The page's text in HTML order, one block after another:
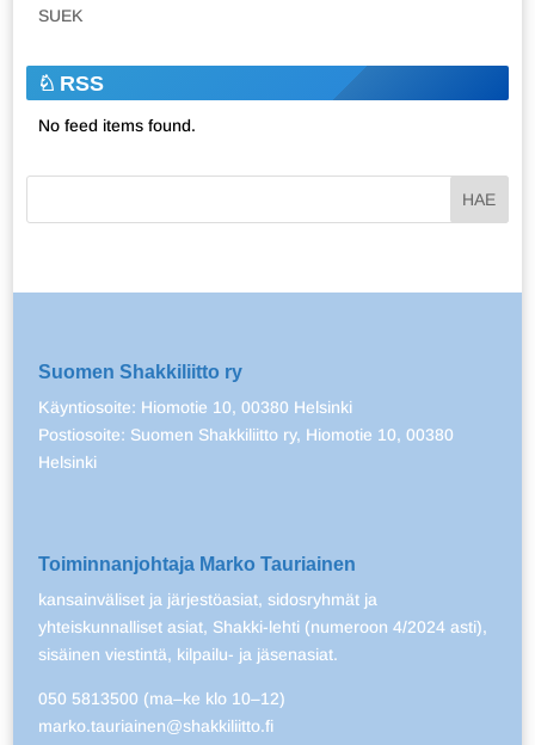
SUEK
RSS
No feed items found.
Suomen Shakkiliitto ry
Käyntiosoite: Hiomotie 10, 00380 Helsinki
Postiosoite: Suomen Shakkiliitto ry, Hiomotie 10, 00380
Helsinki
Toiminnanjohtaja Marko Tauriainen
kansainväliset ja järjestöasiat, sidosryhmät ja
yhteiskunnalliset asiat, Shakki-lehti (numeroon 4/2024 asti),
sisäinen viestintä, kilpailu- ja jäsenasiat.
050 5813500 (ma–ke klo 10–12)
marko.tauriainen@shakkiliitto.fi